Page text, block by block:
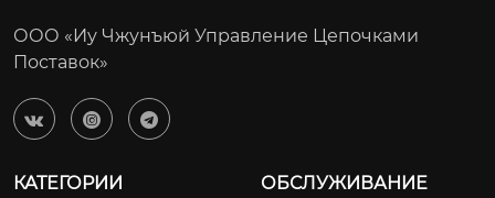
ООО «Иу Чжунъюй Управление Цепочками
Поставок»
  
КАТЕГОРИИ ОБСЛУЖИВАНИЕ